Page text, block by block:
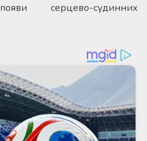
серцево-судинних